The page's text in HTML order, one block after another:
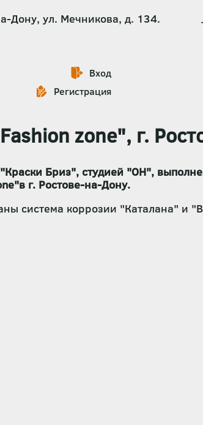
Дону, ул. Мечникова, д. 134.
Вход
Регистрация
zone", г.
Бриз", студией "ОН",
г. Ростове-на-Дону.
система коррозии "Каталана" и